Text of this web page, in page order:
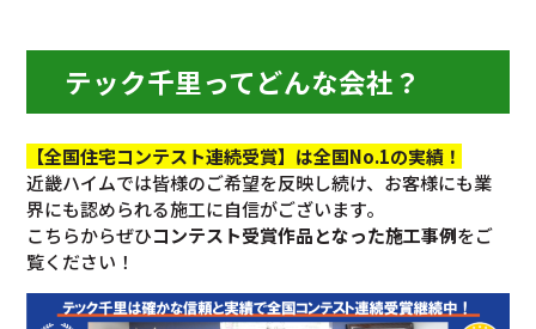
テック千里ってどんな会社？
【全国住宅コンテスト連続受賞】は全国No.1の実績！
近畿ハイムでは皆様のご希望を反映し続け、お客様にも業
界にも認められる施工に自信がございます。
こちらからぜひコンテスト受賞作品となった施工事例をご
覧ください！